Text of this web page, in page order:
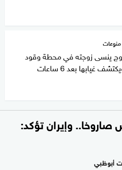
منوعات
ينسى زوجته في محطة وقود
غيابها بعد 6 ساعات
وإيران تؤكد: